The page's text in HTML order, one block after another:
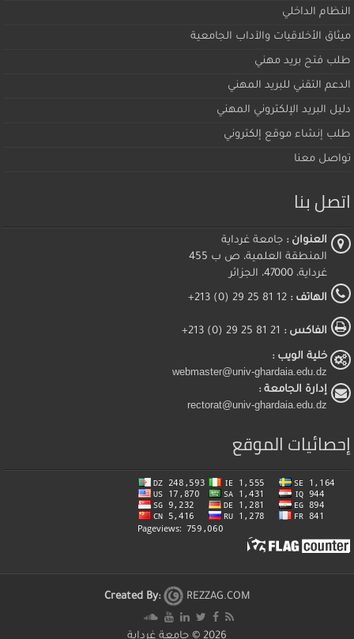
النظام الداخلي
ميثاق اﻷخلاقيات والآداب الجامعية
طلب فتح بريد مهني
الدعم التقني للبريد المهني
دليل البريد الإلكتروني المهني
طلب إنشاء موقع إلكتروني
تواصل معنا
اتصل بنا
العنوان : جامعة غرداية
المنطقة العلمية، ص ب 455
غرداية، 47000، الجزائر
الهاتف : 12 81 25 29 (0) 213+
الفاكس :
خلية الويب :
webmaster@univ-ghardaia.edu.dz
إدارة الجامعة :
rectorat@univ-ghardaia.edu.dz
إحصائيات الموقع
Created By: REZZAG.COM
2026 © جامعة غرداية